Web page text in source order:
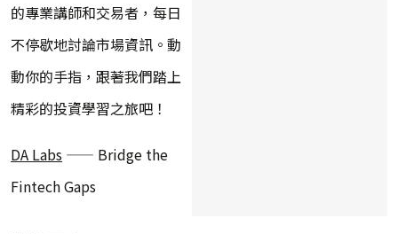
的專業講師和交易者，每日
不停歇地討論市場資訊。動
動你的手指，跟著我們踏上
精彩的投資學習之旅吧！
DA Labs —— Bridge the
Fintech Gaps